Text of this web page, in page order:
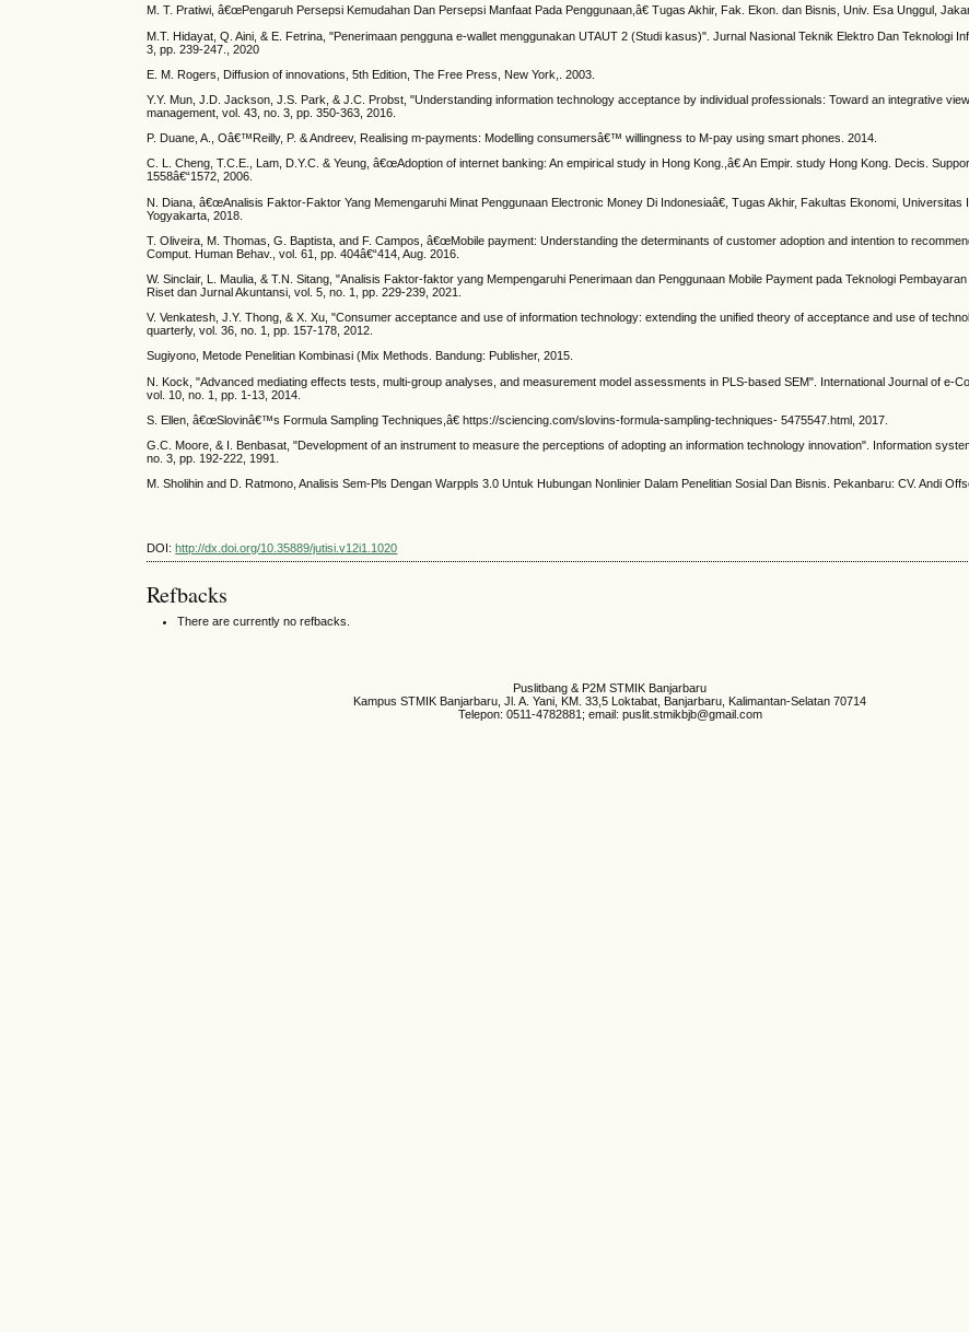
M. T. Pratiwi, â€œPengaruh Persepsi Kemudahan Dan Persepsi Manfaat Pada Penggunaan,â€ Tugas Akhir, Fak. Ekon. dan Bisnis, Univ. Esa Unggul,
M.T. Hidayat, Q. Aini, & E. Fetrina, "Penerimaan pengguna e-wallet menggunakan UTAUT 2 (Studi kasus)". Jurnal Nasional Teknik Elektro Dan Teknologi
3, pp. 239-247., 2020
E. M. Rogers, Diffusion of innovations, 5th Edition, The Free Press, New York,. 2003.
Y.Y. Mun, J.D. Jackson, J.S. Park, & J.C. Probst, "Understanding information technology acceptance by individual professionals: Toward an integrative
management, vol. 43, no. 3, pp. 350-363, 2016.
P. Duane, A., Oâ€™Reilly, P. & Andreev, Realising m-payments: Modelling consumersâ€™ willingness to M-pay using smart phones. 2014.
C. L. Cheng, T.C.E., Lam, D.Y.C. & Yeung, â€œAdoption of internet banking: An empirical study in Hong Kong.,â€ An Empir. study Hong Kong. Decis.
1558â€“1572, 2006.
N. Diana, â€œAnalisis Faktor-Faktor Yang Memengaruhi Minat Penggunaan Electronic Money Di Indonesiaâ€, Tugas Akhir, Fakultas Ekonomi, Universitas
Yogyakarta, 2018.
T. Oliveira, M. Thomas, G. Baptista, and F. Campos, â€œMobile payment: Understanding the determinants of customer adoption and intention to
Comput. Human Behav., vol. 61, pp. 404â€“414, Aug. 2016.
W. Sinclair, L. Maulia, & T.N. Sitang, "Analisis Faktor-faktor yang Mempengaruhi Penerimaan dan Penggunaan Mobile Payment pada Teknologi
Riset dan Jurnal Akuntansi, vol. 5, no. 1, pp. 229-239, 2021.
V. Venkatesh, J.Y. Thong, & X. Xu, "Consumer acceptance and use of information technology: extending the unified theory of acceptance and use of
quarterly, vol. 36, no. 1, pp. 157-178, 2012.
Sugiyono, Metode Penelitian Kombinasi (Mix Methods. Bandung: Publisher, 2015.
N. Kock, "Advanced mediating effects tests, multi-group analyses, and measurement model assessments in PLS-based SEM". International Journal of e-
vol. 10, no. 1, pp. 1-13, 2014.
S. Ellen, â€œSlovinâ€™s Formula Sampling Techniques,â€ https://sciencing.com/slovins-formula-sampling-techniques- 5475547.html, 2017.
G.C. Moore, & I. Benbasat, "Development of an instrument to measure the perceptions of adopting an information technology innovation". Information
no. 3, pp. 192-222, 1991.
M. Sholihin and D. Ratmono, Analisis Sem-Pls Dengan Warppls 3.0 Untuk Hubungan Nonlinier Dalam Penelitian Sosial Dan Bisnis. Pekanbaru: CV. Andi
DOI: http://dx.doi.org/10.35889/jutisi.v12i1.1020
Refbacks
There are currently no refbacks.
Puslitbang & P2M STMIK Banjarbaru
Kampus STMIK Banjarbaru, Jl. A. Yani, KM. 33,5 Loktabat, Banjarbaru, Kalimantan-Selatan 70714
Telepon: 0511-4782881; email: puslit.stmikbjb@gmail.com